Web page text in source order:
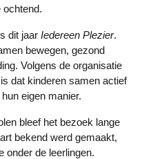
ochtend.
dit jaar Iedereen Plezier.
bewegen, gezond
Volgens de organisatie
dat kinderen samen actief
eigen manier.
bekend werd gemaakt,
onder de leerlingen.